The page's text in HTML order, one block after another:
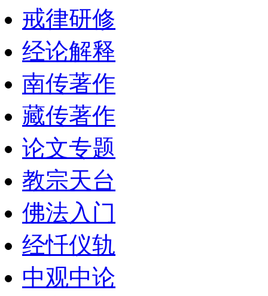
戒律研修
经论解释
南传著作
藏传著作
论文专题
教宗天台
佛法入门
经忏仪轨
中观中论